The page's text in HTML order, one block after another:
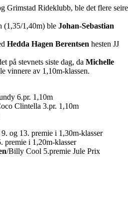
Grimstad Rideklubb, ble det flere seire
(1,35/1,40m) ble Johan-Sebastian
Hedda Hagen Berentsen hesten JJ
på stevnets siste dag, da Michelle
vinnere av 1,10m-klassen.
6.pr. 1,10m
Clintella 3.pr. 1,10m
og 13. premie i 1,30m-klasser
premie i 1,20m-klasser
/Billy Cool 5.premie Jule Prix